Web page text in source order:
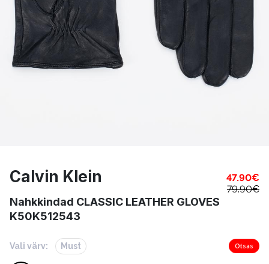
Calvin Klein 47.90€
79.90€
Nahkkindad CLASSIC LEATHER GLOVES
K50K512543
Vali värv: Must Otsas